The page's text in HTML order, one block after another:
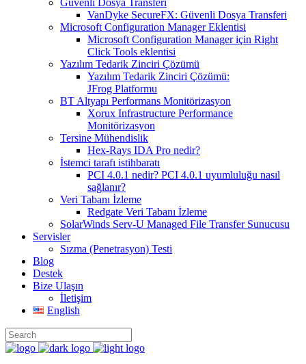
Güvenli Dosya Transferi
VanDyke SecureFX: Güvenli Dosya Transferi
Microsoft Configuration Manager Eklentisi
Microsoft Configuration Manager için Right
Click Tools eklentisi
Yazılım Tedarik Zinciri Çözümü
Yazılım Tedarik Zinciri Çözümü:
JFrog Platformu
BT Altyapı Performans Monitörizasyon
Xorux Infrastructure Performance
Monitörizasyon
Tersine Mühendislik
Hex-Rays IDA Pro nedir?
İstemci tarafı istihbaratı
PCI 4.0.1 nedir? PCI 4.0.1 uyumluluğu nasıl
sağlanır?
Veri Tabanı İzleme
Redgate Veri Tabanı İzleme
SolarWinds Serv-U Managed File Transfer Sunucusu
Servisler
Sızma (Penetrasyon) Testi
Blog
Destek
Bize Ulaşın
İletişim
English